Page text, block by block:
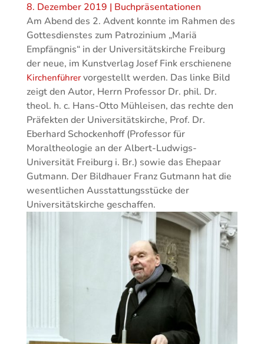
8. Dezember 2019 | Buchpräsentationen
Am Abend des 2. Advent konnte im Rahmen des
Gottesdienstes zum Patrozinium „Mariä
Empfängnis“ in der Universitätskirche Freiburg
der neue, im Kunstverlag Josef Fink erschienene
Kirchenführervorgestellt werden. Das linke Bild
zeigt den Autor, Herrn Professor Dr. phil. Dr.
theol. h. c. Hans-Otto Mühleisen, das rechte den
Präfekten der Universitätskirche, Prof. Dr.
Eberhard Schockenhoff (Professor für
Moraltheologie an der Albert-Ludwigs-
Universität Freiburg i. Br.) sowie das Ehepaar
Gutmann. Der Bildhauer Franz Gutmann hat die
wesentlichen Ausstattungsstücke der
Universitätskirche geschaffen.